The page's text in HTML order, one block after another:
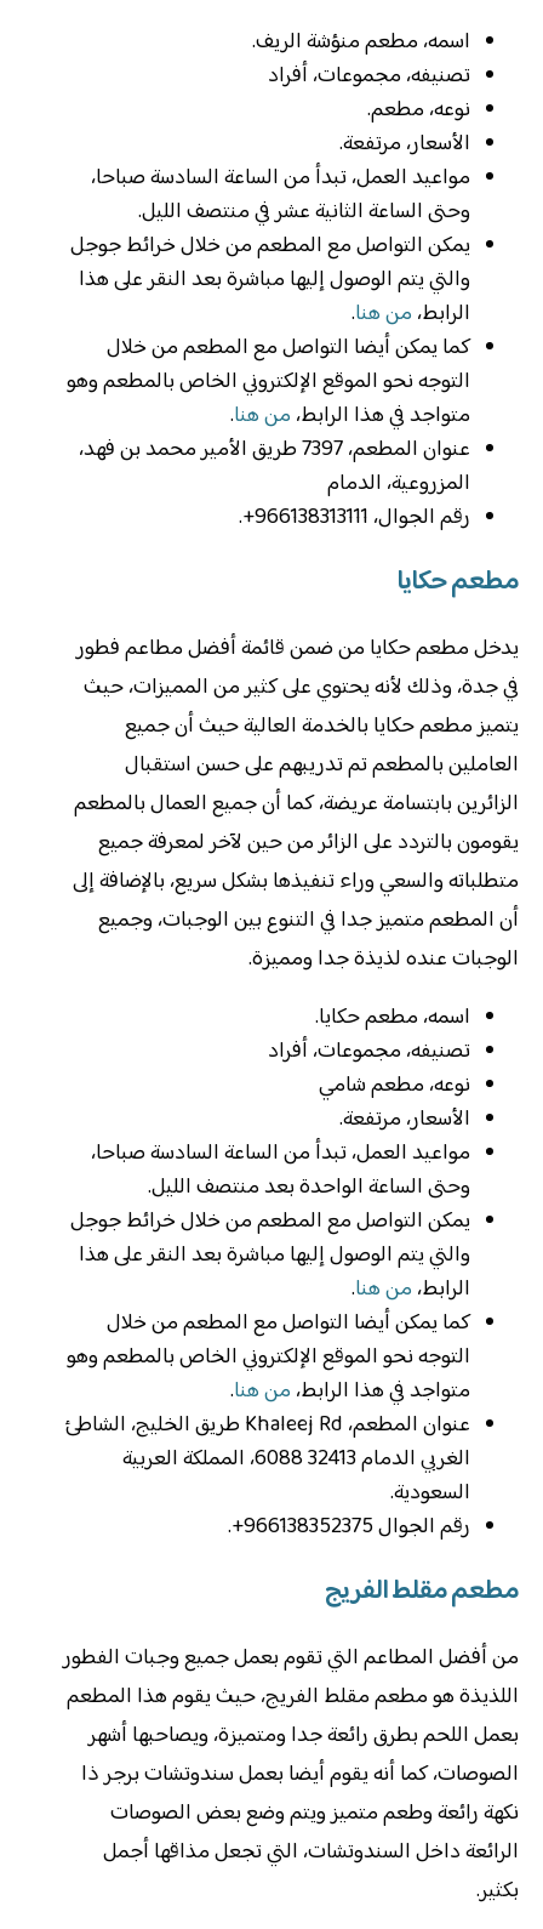
اسمه، مطعم منؤشة الريف.
تصنيفه، مجموعات، أفراد
نوعه، مطعم.
الأسعار، مرتفعة.
‏مواعيد العمل، تبدأ من الساعة السادسة صباحا،
وحتى الساعة الثانية عشر في منتصف الليل.
يمكن التواصل مع المطعم من خلال خرائط جوجل
والتي يتم الوصول إليها مباشرة بعد النقر على هذا
الرابط، من هنا.
كما يمكن أيضا التواصل مع المطعم من خلال
التوجه نحو الموقع الإلكتروني الخاص بالمطعم وهو
متواجد في هذا الرابط، من هنا.
عنوان المطعم، 7397 طريق الأمير محمد بن فهد،
المزروعية، الدمام
رقم الجوال، 966138313111+.
مطعم حكايا
يدخل مطعم حكايا من ضمن قائمة أفضل مطاعم فطور
في جدة، وذلك لأنه يحتوي على كثير من المميزات، حيث
يتميز مطعم حكايا بالخدمة العالية حيث أن جميع
العاملين بالمطعم تم تدريبهم على حسن استقبال
الزائرين بابتسامة عريضة، كما أن جميع العمال بالمطعم
يقومون بالتردد على الزائر من حين لآخر لمعرفة جميع
متطلباته والسعي وراء تنفيذها بشكل سريع، بالإضافة إلى
أن المطعم متميز جدا في التنوع بين الوجبات، وجميع
الوجبات عنده لذيذة جدا ومميزة.
اسمه، مطعم حكايا.
تصنيفه، مجموعات، أفراد
نوعه، مطعم شامي
الأسعار، مرتفعة.
‏مواعيد العمل، تبدأ من الساعة السادسة صباحا،
وحتى الساعة الواحدة بعد منتصف الليل.
يمكن التواصل مع المطعم من خلال خرائط جوجل
والتي يتم الوصول إليها مباشرة بعد النقر على هذا
الرابط، من هنا.
كما يمكن أيضا التواصل مع المطعم من خلال
التوجه نحو الموقع الإلكتروني الخاص بالمطعم وهو
متواجد في هذا الرابط، من هنا.
عنوان المطعم، Khaleej Rd طريق الخليج، الشاطئ
الغربي الدمام 32413 6088، المملكة العربية
السعودية.
رقم الجوال 966138352375+.
مطعم مقلط الفريج
من أفضل المطاعم التي تقوم بعمل جميع وجبات الفطور
اللذيذة هو مطعم مقلط الفريج، حيث يقوم هذا المطعم
بعمل اللحم بطرق رائعة جدا ومتميزة، ويصاحبها أشهر
الصوصات، كما أنه يقوم أيضا بعمل سندوتشات برجر ذا
نكهة رائعة وطعم متميز ويتم وضع بعض الصوصات
الرائعة داخل السندوتشات، التي تجعل مذاقها أجمل
بكثير.